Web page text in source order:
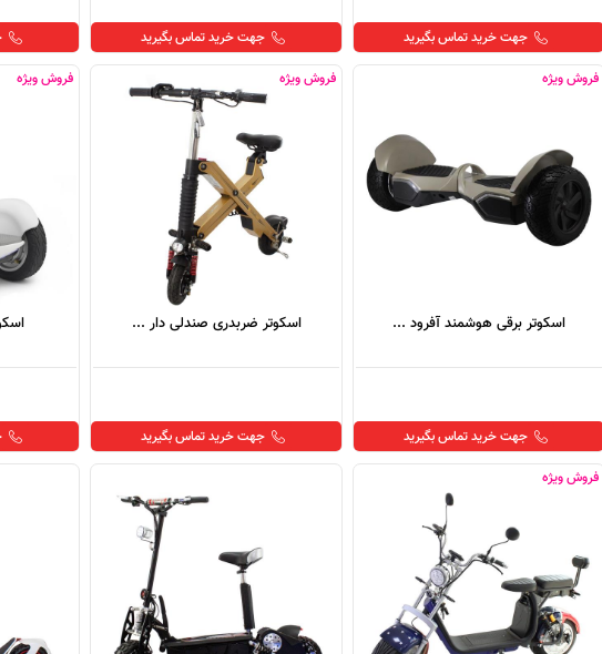
جهت خرید تماس بگیرید جهت خرید تماس بگیرید
فروش ویژه
اسکوتر برقی هوشمند آفرود ...
جهت خرید تماس بگیرید
فروش ویژه
اسکوتر ضربدری صندلی دار ...
جهت خرید تماس بگیرید
فروش ویژه
فروش ویژه